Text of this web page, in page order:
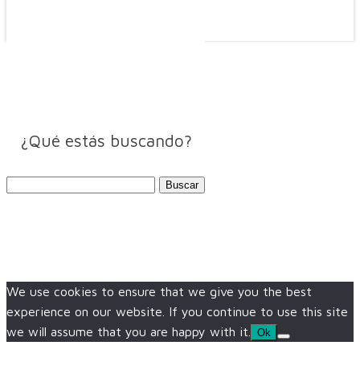
¿Qué estás buscando?
We use cookies to ensure that we give you the best
experience on our website. If you continue to use this site
we will assume that you are happy with it.
Ok